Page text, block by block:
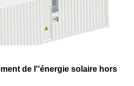
de l''énergie solaire hors